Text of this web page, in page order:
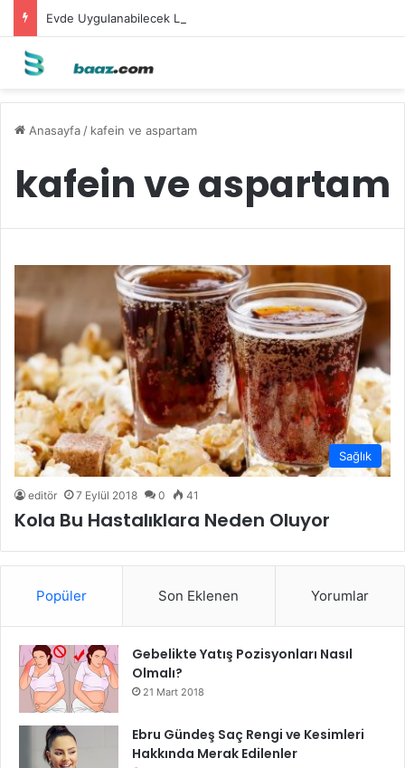
Evde Uygulanabilecek Leke Karşıtı Maskeler
Anasayfa / kafein ve aspartam
kafein ve aspartam
Sağlık
editör 7 Eylül 2018 0 41
Kola Bu Hastalıklara Neden Oluyor
Popüler Son Eklenen Yorumlar
Gebelikte Yatış Pozisyonları Nasıl
Olmalı?
21 Mart 2018
Ebru Gündeş Saç Rengi ve Kesimleri
Hakkında Merak Edilenler